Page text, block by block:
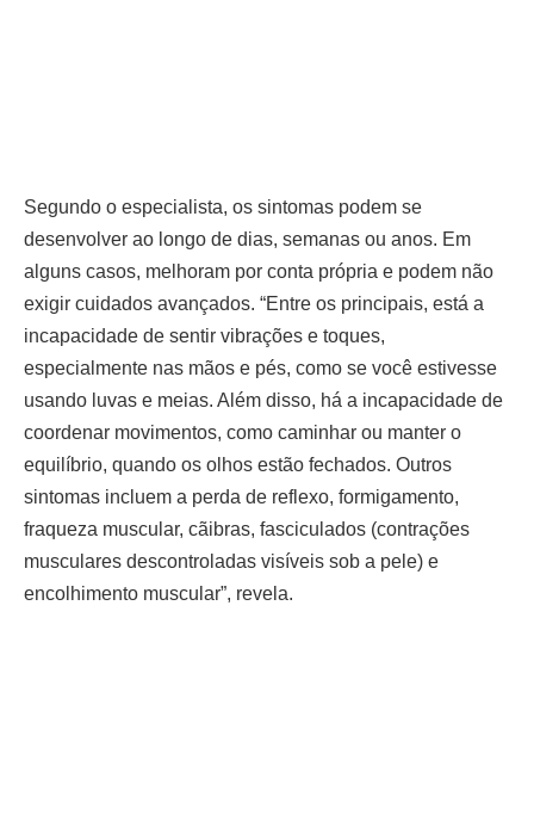
Segundo o especialista, os sintomas podem se
desenvolver ao longo de dias, semanas ou anos. Em
alguns casos, melhoram por conta própria e podem não
exigir cuidados avançados. “Entre os principais, está a
incapacidade de sentir vibrações e toques,
especialmente nas mãos e pés, como se você estivesse
usando luvas e meias. Além disso, há a incapacidade de
coordenar movimentos, como caminhar ou manter o
equilíbrio, quando os olhos estão fechados. Outros
sintomas incluem a perda de reflexo, formigamento,
fraqueza muscular, cãibras, fasciculados (contrações
musculares descontroladas visíveis sob a pele) e
encolhimento muscular”, revela.